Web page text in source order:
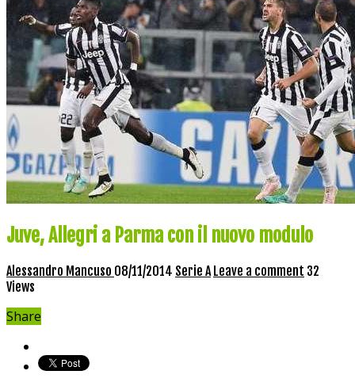
Juve, Allegri a Parma con il nuovo modulo
Alessandro Mancuso 08/11/2014 Serie A Leave a comment 32
Views
Share